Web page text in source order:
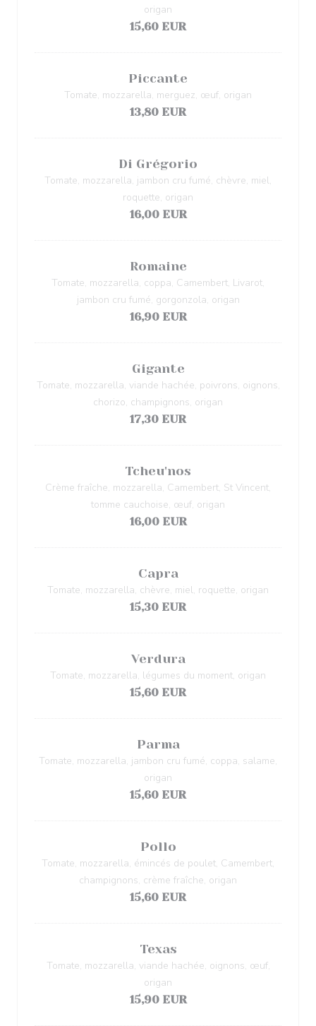
origan
15,60 EUR
Piccante
Tomate, mozzarella, merguez, œuf, origan
13,80 EUR
Di Grégorio
Tomate, mozzarella, jambon cru fumé, chèvre, miel,
roquette, origan
16,00 EUR
Romaine
Tomate, mozzarella, coppa, Camembert, Livarot,
jambon cru fumé, gorgonzola, origan
16,90 EUR
Gigante
Tomate, mozzarella, viande hachée, poivrons, oignons,
chorizo, champignons, origan
17,30 EUR
Tcheu'nos
Crème fraîche, mozzarella, Camembert, St Vincent,
tomme cauchoise, œuf, origan
16,00 EUR
Capra
Tomate, mozzarella, chèvre, miel, roquette, origan
15,30 EUR
Verdura
Tomate, mozzarella, légumes du moment, origan
15,60 EUR
Parma
Tomate, mozzarella, jambon cru fumé, coppa, salame,
origan
15,60 EUR
Pollo
Tomate, mozzarella, émincés de poulet, Camembert,
champignons, crème fraîche, origan
15,60 EUR
Texas
Tomate, mozzarella, viande hachée, oignons, œuf,
origan
15,90 EUR